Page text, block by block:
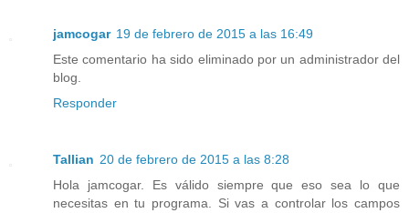
jamcogar 19 de febrero de 2015 a las 16:49
Este comentario ha sido eliminado por un administrador del
blog.
Responder
Tallian 20 de febrero de 2015 a las 8:28
Hola jamcogar. Es válido siempre que eso sea lo que
necesitas en tu programa. Si vas a controlar los campos